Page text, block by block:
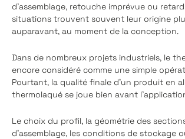
d'assemblage, retouche imprévue ou
situations trouvent souvent leur origine
auparavant, au moment de la conception.
Dans de nombreux projets industriels, le
encore considéré comme une simple
Pourtant, la qualité finale d'un produit en
thermolaqué se joue bien avant
Le choix du profil, la géométrie des
d'assemblage, les conditions de stockage